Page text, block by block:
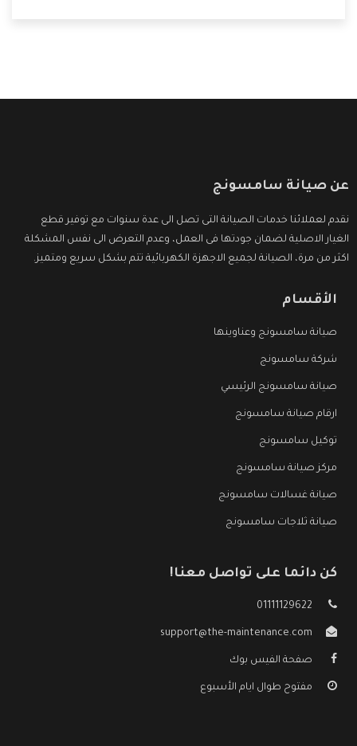
عن صيانة سامسونج
نقدم لعملائنا خدمات الصيانة التى تصل الى عدة سنوات مع توفير قطع
الغيار الاصلية لضمان جودتها فى العمل، وعدم التعرض الى نفس المشكلة
اكثر من مرة، الصيانة لجميع الاجهزة الكهربائية تتم بشكل سريع ومتميز.
الأقسام
صيانة سامسونج وعناوينها
شركة سامسونج
صيانة سامسونج الرئيسي
ارقام صيانة سامسونج
توكيل سامسونج
مركز صيانة سامسونج
صيانة غسالات سامسونج
صيانة ثلاجات سامسونج
كن دائما على تواصل معنا!
01111129622
support@the-maintenance.com
صفحة الفيس بوك
مفتوح طوال ايام الأسبوع